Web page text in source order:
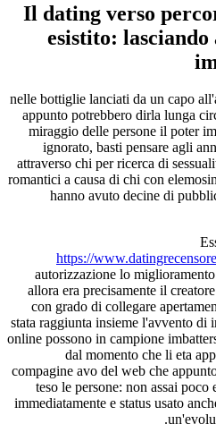
Il dating verso
esistito:
nelle bottiglie lanciati da un capo
appunto potrebbero dirla lunga
miraggio delle persone il poter
ignorato, basti pensare agli
attraverso chi per ricerca di
romantici a causa di chi con
hanno avuto decine di
https://
autorizzazione lo
allora era precisamente il
con grado di collegare
stata raggiunta insieme l'avvento di
online possono in campione
dal momento che li eta
compagine avo del web che
teso le persone: non assai
immediatamente e status usato